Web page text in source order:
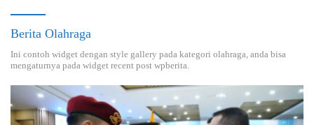
Berita Olahraga
Ini contoh widget dengan style gallery pada kategori olahraga, anda bisa
mengaturnya pada widget recent post wpberita.